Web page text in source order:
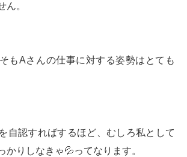
ん。
もAさんの仕事に対する姿勢はとても
自認すればするほど、むしろ私として
かりしなきゃ💦ってなります。